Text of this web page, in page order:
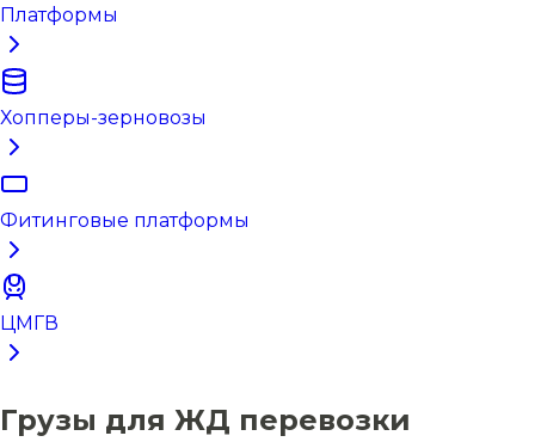
Платформы
Хопперы-зерновозы
Фитинговые платформы
ЦМГВ
Грузы для ЖД перевозки